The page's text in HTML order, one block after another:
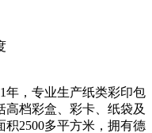
年，专业生产纸类彩印包
档彩盒、彩卡、纸袋及
2500多平方米，拥有德